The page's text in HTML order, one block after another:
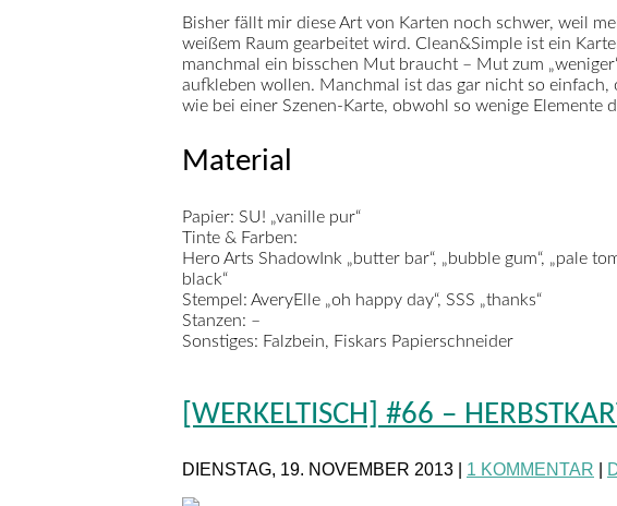
Bisher fällt mir diese Art von Karten noch schwer, weil
weißem Raum gearbeitet wird. Clean&Simple ist ein
manchmal ein bisschen Mut braucht – Mut zum
aufkleben wollen. Manchmal ist das gar nicht so
wie bei einer Szenen-Karte, obwohl so wenige Elemente
Material
Papier: SU! „vanille pur“
Tinte & Farben:
Hero Arts ShadowInk „butter bar“, „bubble gum“, „pale
black“
Stempel: AveryElle „oh happy day“, SSS „thanks“
Stanzen: –
Sonstiges: Falzbein, Fiskars Papierschneider
[WERKELTISCH] #66 –
DIENSTAG, 19. NOVEMBER 2013 | 1 KOMMENTAR